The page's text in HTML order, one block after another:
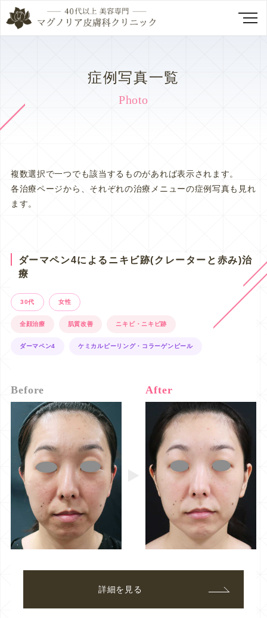
症例写真一覧
Photo
複数選択で一つでも該当するものがあれば表示されます。
各治療ページから、それぞれの治療メニューの症例写真も見れ
ます。
ダーマペン4によるニキビ跡(クレーターと赤み)治
療
30代 女性
全顔治療 肌質改善 ニキビ・ニキビ跡
ダーマペン4 ケミカルピーリング・コラーゲンピール
Before After
詳細を見る